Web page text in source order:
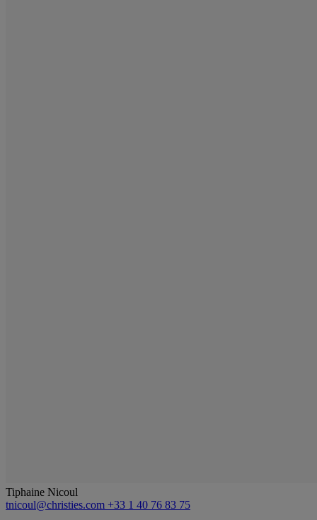
Tiphaine Nicoul
tnicoul@christies.com +33 1 40 76 83 75